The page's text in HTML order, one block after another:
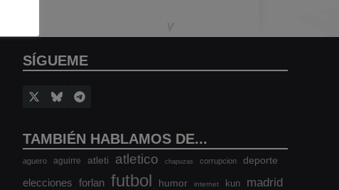
SÍGUEME
TAMBIÉN HABLAMOS DE...
aguero aguirre atleti atletico chapuzas corrupcion deporte
elecciones forlan futbol humor internet kun madrid